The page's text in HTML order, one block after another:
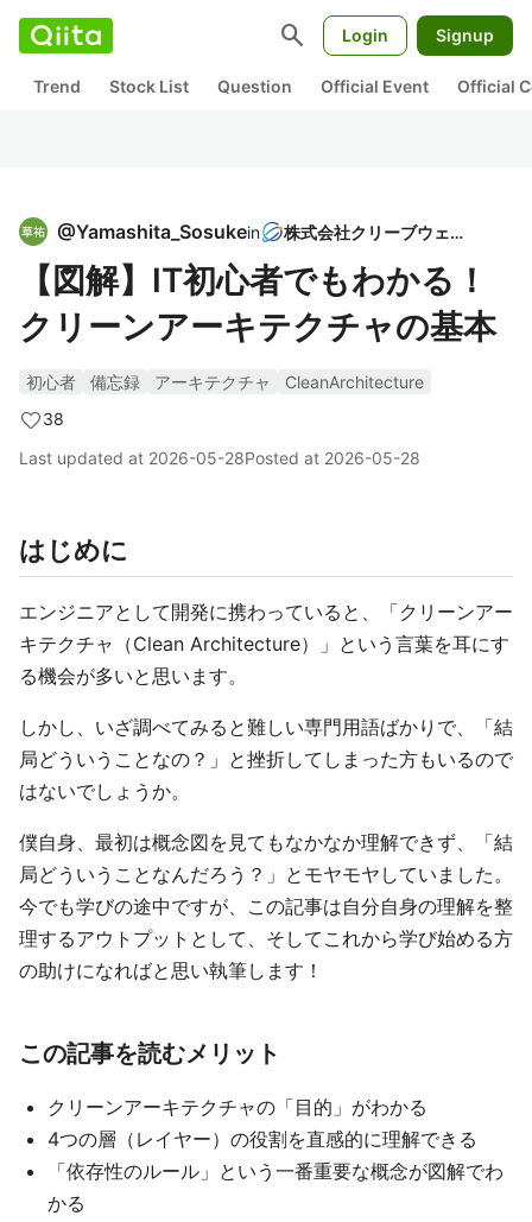
search Login Signup
Trend Stock List Question Official Event Official
@Yamashita_Sosukein 株式会社クリーブウェア
【図解】IT初心者でもわかる！
クリーンアーキテクチャの基本
初心者 備忘録 アーキテクチャ
CleanArchitecture
38
Last updated at 2026-05-28Posted at 2026-05-28
はじめに
エンジニアとして開発に携わっていると、「クリーンアー
キテクチャ（Clean Architecture）」という言葉を耳にす
る機会が多いと思います。
しかし、いざ調べてみると難しい専門用語ばかりで、「結
局どういうことなの？」と挫折してしまった方もいるので
はないでしょうか。
僕自身、最初は概念図を見てもなかなか理解できず、「結
局どういうことなんだろう？」とモヤモヤしていました。
今でも学びの途中ですが、この記事は自分自身の理解を整
理するアウトプットとして、そしてこれから学び始める方
の助けになればと思い執筆します！
この記事を読むメリット
クリーンアーキテクチャの「目的」がわかる
4つの層（レイヤー）の役割を直感的に理解できる
「依存性のルール」という一番重要な概念が図解でわ
かる